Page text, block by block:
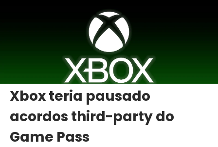
Xbox teria pausado
acordos third-party do
Game Pass